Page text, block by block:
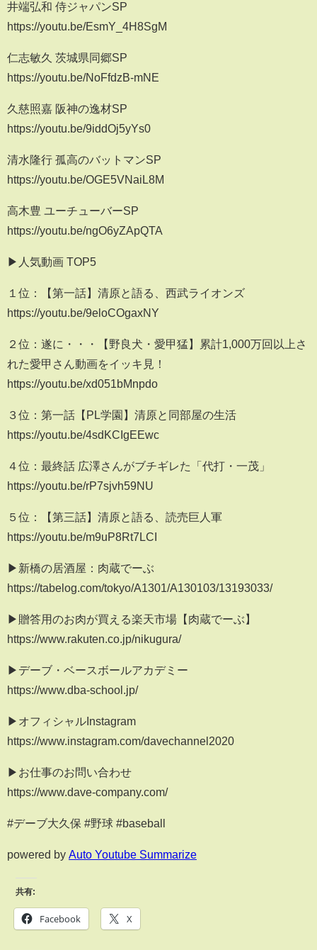
井端弘和 侍ジャパンSP
https://youtu.be/EsmY_4H8SgM
仁志敏久 茨城県同郷SP
https://youtu.be/NoFfdzB-mNE
久慈照嘉 阪神の逸材SP
https://youtu.be/9iddOj5yYs0
清水隆行 孤高のバットマンSP
https://youtu.be/OGE5VNaiL8M
高木豊 ユーチューバーSP
https://youtu.be/ngO6yZApQTA
▶人気動画 TOP5
１位：【第一話】清原と語る、西武ライオンズ
https://youtu.be/9eloCOgaxNY
２位：遂に・・・【野良犬・愛甲猛】累計1,000万回以上さ
れた愛甲さん動画をイッキ見！
https://youtu.be/xd051bMnpdo
３位：第一話【PL学園】清原と同部屋の生活
https://youtu.be/4sdKCIgEEwc
４位：最終話 広澤さんがブチギレた「代打・一茂」
https://youtu.be/rP7sjvh59NU
５位：【第三話】清原と語る、読売巨人軍
https://youtu.be/m9uP8Rt7LCI
▶︎新橋の居酒屋：肉蔵でーぶ
https://tabelog.com/tokyo/A1301/A130103/13193033/
▶︎贈答用のお肉が買える楽天市場【肉蔵でーぶ】
https://www.rakuten.co.jp/nikugura/
▶︎デーブ・ベースボールアカデミー
https://www.dba-school.jp/
▶︎オフィシャルInstagram
https://www.instagram.com/davechannel2020
▶︎お仕事のお問い合わせ
https://www.dave-company.com/
#デーブ大久保 #野球 #baseball
powered by Auto Youtube Summarize
共有:
Facebook X